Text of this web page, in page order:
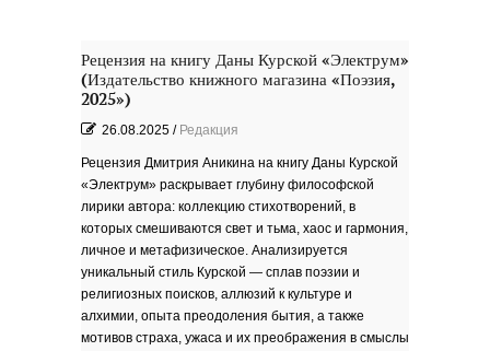
РИНА ЗЕЛЕНАЯ
ЗЕЛЕНАЯ - ИМЯ...
В основе фильма - работа русского
писателя Василия...
Пища богов - стихи
Омский писатель на
Первом городском
Золото моё — на руках
зола. Песня
Я видела бога
забившимся в угол...
Рецензия на книгу Даны Курской «Электрум»
(Издательство книжного магазина «Поэзия,
2025»)
26.08.2025 / Редакция
Рецензия Дмитрия Аникина на книгу Даны Курской
«Электрум» раскрывает глубину философской
лирики автора: коллекцию стихотворений, в
которых смешиваются свет и тьма, хаос и гармония,
личное и метафизическое. Анализируется
уникальный стиль Курской — сплав поэзии и
религиозных поисков, аллюзий к культуре и
алхимии, опыта преодоления бытия, а также
мотивов страха, ужаса и их преображения в смыслы